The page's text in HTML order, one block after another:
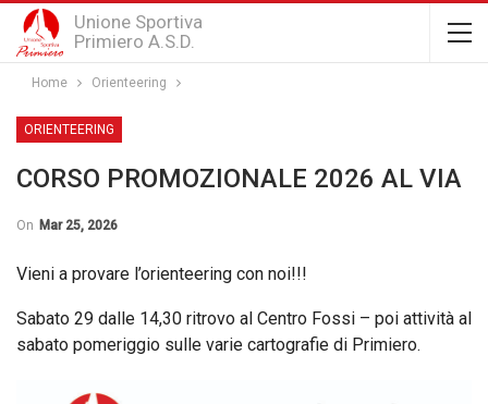
Unione Sportiva
Primiero A.S.D.
Home Orienteering
ORIENTEERING
CORSO PROMOZIONALE 2026 AL VIA
On Mar 25, 2026
Vieni a provare l’orienteering con noi!!!
Sabato 29 dalle 14,30 ritrovo al Centro Fossi – poi attività al
sabato pomeriggio sulle varie cartografie di Primiero.